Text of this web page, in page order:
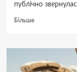
публічно
БільшеДокладніше
слова”: